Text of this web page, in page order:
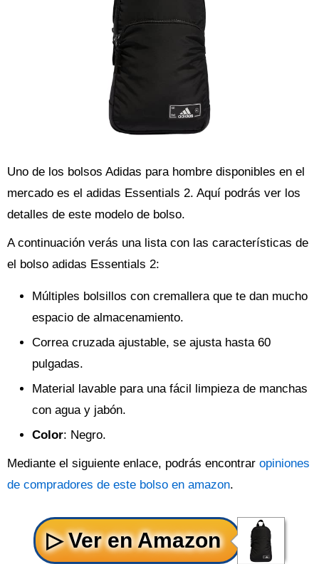
Uno de los bolsos Adidas para hombre disponibles en el
mercado es el adidas Essentials 2. Aquí podrás ver los
detalles de este modelo de bolso.
A continuación verás una lista con las características de
el bolso adidas Essentials 2:
Múltiples bolsillos con cremallera que te dan mucho
espacio de almacenamiento.
Correa cruzada ajustable, se ajusta hasta 60
pulgadas.
Material lavable para una fácil limpieza de manchas
con agua y jabón.
Color: Negro.
Mediante el siguiente enlace, podrás encontrar opiniones
de compradores de este bolso en amazon.